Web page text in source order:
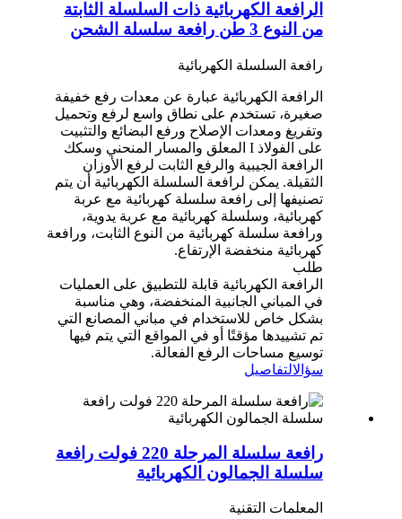
الرافعة الكهربائية ذات السلسلة الثابتة
من النوع 3 طن رافعة سلسلة الشحن
رافعة السلسلة الكهربائية
الرافعة الكهربائية عبارة عن معدات رفع خفيفة
صغيرة، تستخدم على نطاق واسع لرفع وتحميل
وتفريغ ومعدات الإصلاح ورفع البضائع والتثبيت
على الفولاذ I المعلق والمسار المنحني وسكك
الرافعة الجيبية والرفع الثابت لرفع الأوزان
الثقيلة. يمكن لرافعة السلسلة الكهربائية أن يتم
تصنيفها إلى رافعة سلسلة كهربائية مع عربة
كهربائية، وسلسلة كهربائية مع عربة يدوية،
ورافعة سلسلة كهربائية من النوع الثابت، ورافعة
كهربائية منخفضة الإرتفاع.
طلب
الرافعة الكهربائية قابلة للتطبيق على العمليات
في المباني الجانبية المنخفضة، وهي مناسبة
بشكل خاص للاستخدام في مباني المصانع التي
تم تشييدها مؤقتًا أو في المواقع التي يتم فيها
توسيع مساحات الرفع الفعالة.
سؤالالتفاصيل
رافعة سلسلة المرحلة 220 فولت رافعة
سلسلة الجمالون الكهربائية
المعلمات التقنية